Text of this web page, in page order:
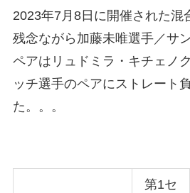
2023年7月8日に開催された混
残念ながら加藤未唯選手／サ
ペアはリュドミラ・キチェノ
ッチ選手のペアにストレート
た。。。
第1セ